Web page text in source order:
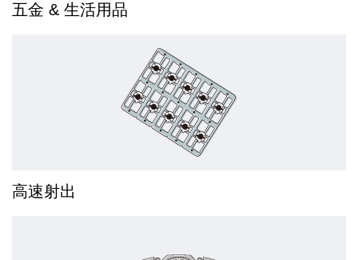
五金 & 生活用品
高速射出